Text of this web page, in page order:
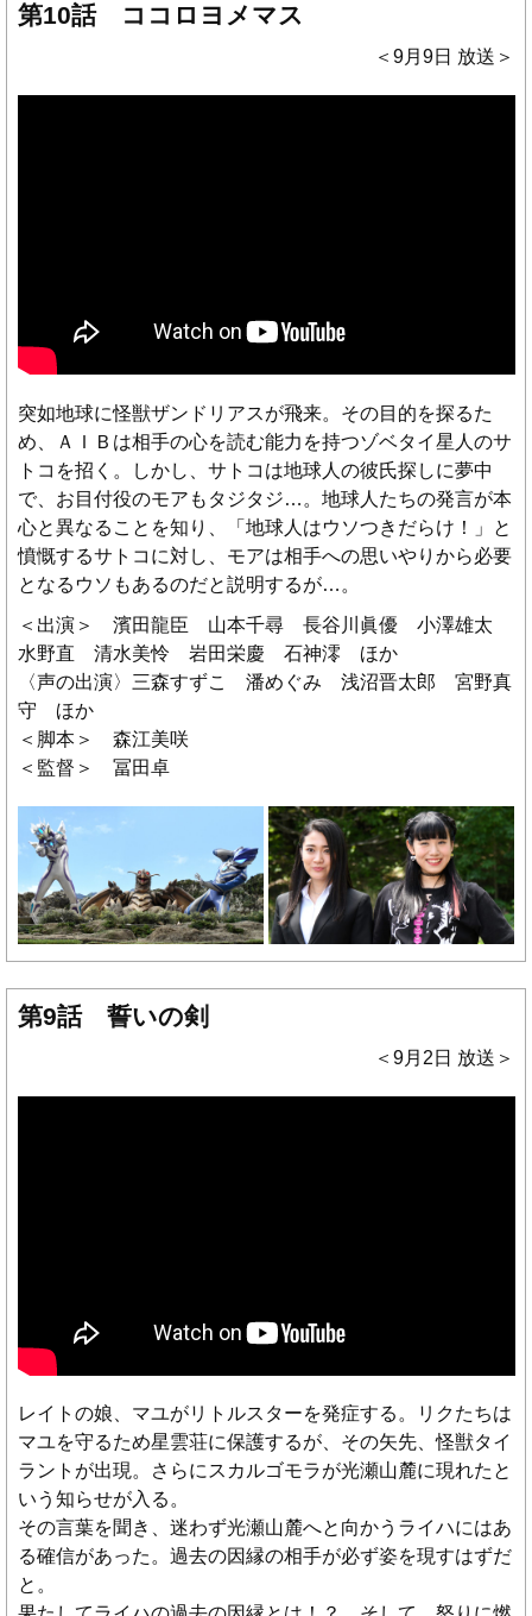
第10話 ココロヨメマス
＜9月9日 放送＞
突如地球に怪獣ザンドリアスが飛来。その目的を探るた
め、ＡＩＢは相手の心を読む能力を持つゾベタイ星人のサ
トコを招く。しかし、サトコは地球人の彼氏探しに夢中
で、お目付役のモアもタジタジ…。地球人たちの発言が本
心と異なることを知り、「地球人はウソつきだらけ！」と
憤慨するサトコに対し、モアは相手への思いやりから必要
となるウソもあるのだと説明するが…。
＜出演＞ 濱田龍臣 山本千尋 長谷川眞優 小澤雄太
水野直 清水美怜 岩田栄慶 石神澪 ほか
〈声の出演〉三森すずこ 潘めぐみ 浅沼晋太郎 宮野真
守 ほか
＜脚本＞ 森江美咲
＜監督＞ 冨田卓
第9話 誓いの剣
＜9月2日 放送＞
レイトの娘、マユがリトルスターを発症する。リクたちは
マユを守るため星雲荘に保護するが、その矢先、怪獣タイ
ラントが出現。さらにスカルゴモラが光瀬山麓に現れたと
いう知らせが入る。
その言葉を聞き、迷わず光瀬山麓へと向かうライハにはあ
る確信があった。過去の因縁の相手が必ず姿を現すはずだ
と。